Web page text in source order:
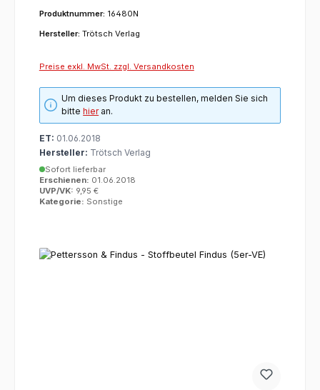
Produktnummer: 16480N
Hersteller: Trötsch Verlag
Preise exkl. MwSt. zzgl. Versandkosten
Um dieses Produkt zu bestellen, melden Sie sich
bittehieran.
ET: 01.06.2018
Hersteller: Trötsch Verlag
Sofort lieferbar
Erschienen: 01.06.2018
UVP/VK: 9,95 €
Kategorie: Sonstige